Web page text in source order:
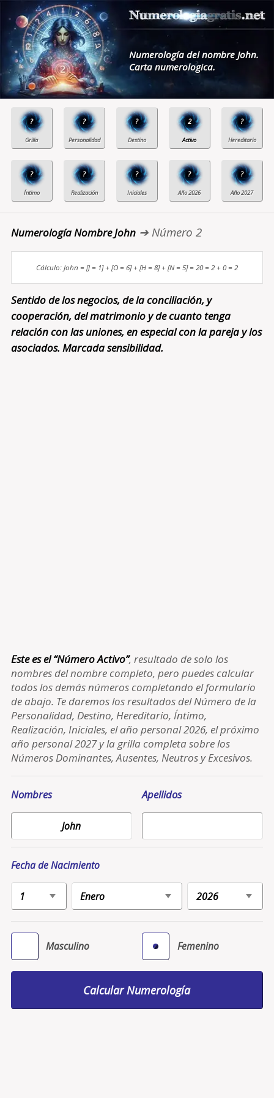
Numerología del nombre John.
Carta numerologica.
? ? ? 2 ?
? ? ? ? ?
Numerología Nombre John➔ Número 2
Cálculo: John = [J = 1] + [O = 6] + [H = 8] + [N = 5] = 20 = 2 + 0 = 2
Sentido de los negocios, de la conciliación, y
cooperación, del matrimonio y de cuanto tenga
relación con las uniones, en especial con la pareja y los
asociados. Marcada sensibilidad.
Este es el “Número Activo”, resultado de solo los
nombres del nombre completo, pero puedes calcular
todos los demás números completando el formulario
de abajo. Te daremos los resultados del Número de la
Personalidad, Destino, Hereditario, Íntimo,
Realización, Iniciales, el año personal 2026, el próximo
año personal 2027 y la grilla completa sobre los
Números Dominantes, Ausentes, Neutros y Excesivos.
Nombres Apellidos
Fecha de Nacimiento
Masculino Femenino